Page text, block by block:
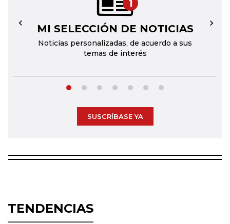
1
MI SELECCIÓN DE NOTICIAS
Noticias personalizadas, de acuerdo a sus
temas de interés
← →
SUSCRÍBASE YA
TENDENCIAS